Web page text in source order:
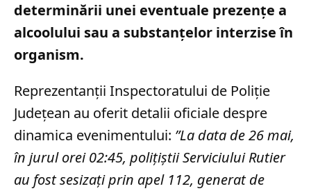
determinării unei eventuale prezențe a
alcoolului sau a substanțelor interzise în
organism.
Reprezentanții Inspectoratului de Poliție
Județean au oferit detalii oficiale despre
dinamica evenimentului: ”La data de 26 mai,
în jurul orei 02:45, polițiștii Serviciului Rutier
au fost sesizați prin apel 112, generat de